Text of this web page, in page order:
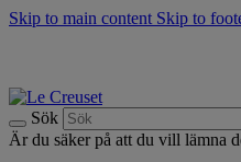
Skip to main content Skip to
Sök
Är du säker på att du vill lämna